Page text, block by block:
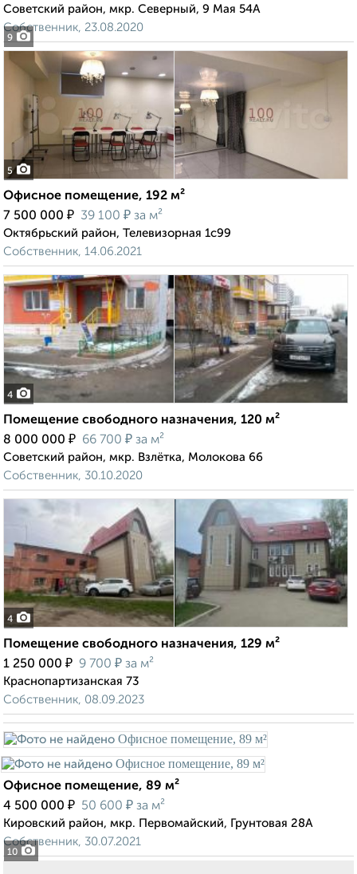
9
Советский район, мкр. Северный, 9 Мая 54А
Собственник, 23.08.2020
5
Офисное помещение, 192 м²
7 500 000 ₽ 39 100 ₽ за м²
Октябрьский район, Телевизорная 1с99
Собственник, 14.06.2021
4
Помещение свободного назначения, 120 м²
8 000 000 ₽ 66 700 ₽ за м²
Советский район, мкр. Взлётка, Молокова 66
Собственник, 30.10.2020
4
Помещение свободного назначения, 129 м²
1 250 000 ₽ 9 700 ₽ за м²
Краснопартизанская 73
Собственник, 08.09.2023
10
Офисное помещение, 89 м²
4 500 000 ₽ 50 600 ₽ за м²
Кировский район, мкр. Первомайский, Грунтовая 28А
Собственник, 30.07.2021